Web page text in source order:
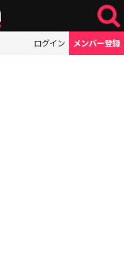
ログイン メンバー登録